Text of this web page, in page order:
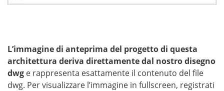
L’immagine di anteprima del progetto di questa
architettura deriva direttamente dal nostro disegno
dwg e rappresenta esattamente il contenuto del file
dwg. Per visualizzare l’immagine in fullscreen, registrati